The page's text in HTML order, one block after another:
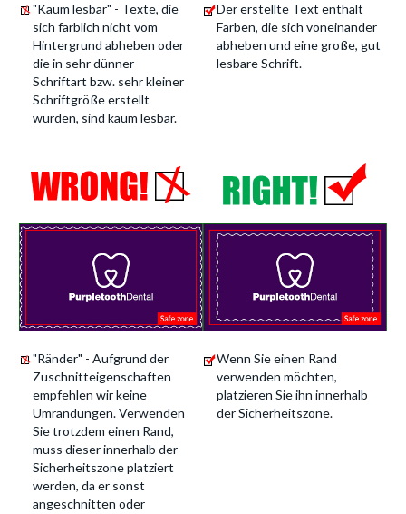
"Kaum lesbar" - Texte, die
sich farblich nicht vom
Hintergrund abheben oder
die in sehr dünner
Schriftart bzw. sehr kleiner
Schriftgröße erstellt
wurden, sind kaum lesbar.
Der erstellte Text enthält
Farben, die sich voneinander
abheben und eine große, gut
lesbare Schrift.
"Ränder" - Aufgrund der
Zuschnitteigenschaften
empfehlen wir keine
Umrandungen. Verwenden
Sie trotzdem einen Rand,
muss dieser innerhalb der
Sicherheitszone platziert
werden, da er sonst
angeschnitten oder
Wenn Sie einen Rand
verwenden möchten,
platzieren Sie ihn innerhalb
der Sicherheitszone.